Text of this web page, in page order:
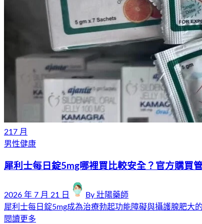
21 7 月
男性健康
犀利士每日錠5mg哪裡買比較安全？官方購買
2026 年 7 月 21 日 By 壯陽藥師
犀利士每日錠5mg成為治療勃起功能障礙與攝護腺肥大
閱讀更多